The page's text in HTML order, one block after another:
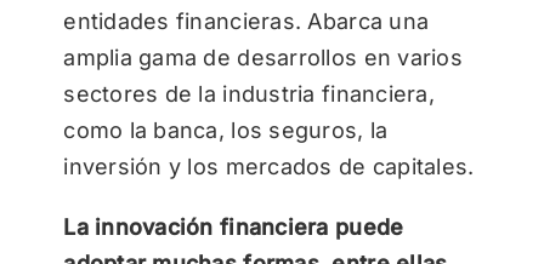
entidades financieras. Abarca una
amplia gama de desarrollos en varios
sectores de la industria financiera,
como la banca, los seguros, la
inversión y los mercados de capitales.
La innovación financiera puede